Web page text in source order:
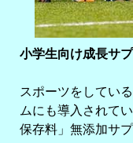
小学生向け成長サ
スポーツをしてい
ムにも導入されて
保存料」無添加サ